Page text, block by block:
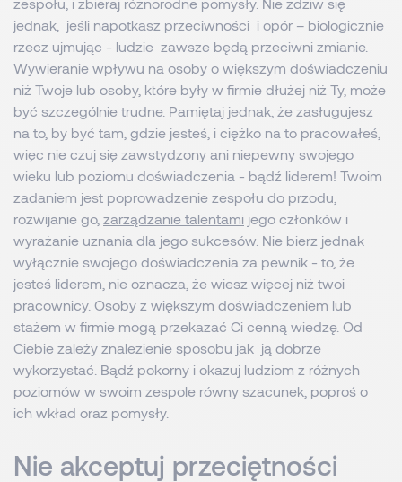
jednak, jeśli napotkasz przeciwności i opór – biologicznie
rzecz ujmując - ludzie zawsze będą przeciwni zmianie.
Wywieranie wpływu na osoby o większym doświadczeniu
niż Twoje lub osoby, które były w firmie dłużej niż Ty, może
być szczególnie trudne. Pamiętaj jednak, że zasługujesz
na to, by być tam, gdzie jesteś, i ciężko na to pracowałeś,
więc nie czuj się zawstydzony ani niepewny swojego
wieku lub poziomu doświadczenia - bądź liderem! Twoim
zadaniem jest poprowadzenie zespołu do przodu,
rozwijanie go, zarządzanie talentami jego członków i
wyrażanie uznania dla jego sukcesów. Nie bierz jednak
wyłącznie swojego doświadczenia za pewnik - to, że
jesteś liderem, nie oznacza, że wiesz więcej niż twoi
pracownicy. Osoby z większym doświadczeniem lub
stażem w firmie mogą przekazać Ci cenną wiedzę. Od
Ciebie zależy znalezienie sposobu jak ją dobrze
wykorzystać. Bądź pokorny i okazuj ludziom z różnych
poziomów w swoim zespole równy szacunek, poproś o
ich wkład oraz pomysły.
Nie akceptuj przeciętności